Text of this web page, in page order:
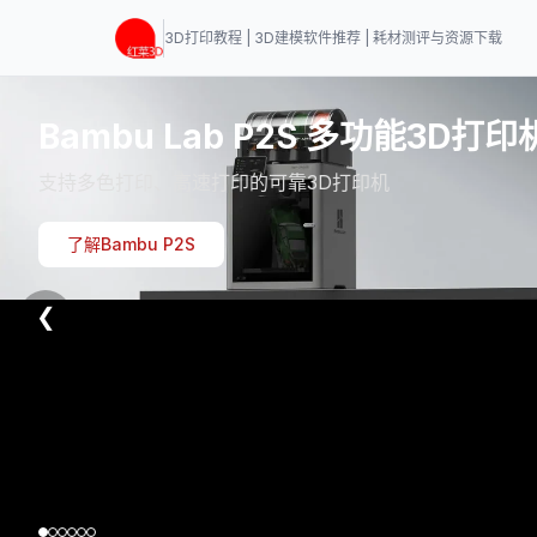
3D打印教程 | 3D建模软件推荐 | 耗材测评与资源下载
Bambu Lab P2S 多功能3D打印
支持多色打印、高速打印的可靠3D打印机
了解Bambu P2S
❮